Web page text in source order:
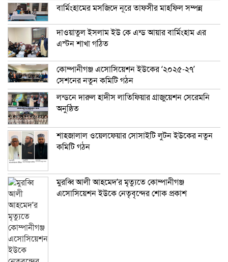
বার্মিংহামের মসজিদে নূরে তাফসীর মাহফিল সম্পন্ন
দাওয়াতুল ইসলাম ইউ কে এন্ড আয়ার বার্মিংহাম এর
এস্টন শাখা গঠিত
কোম্পানীগঞ্জ এসোসিয়েশন ইউকের ‘২০২৫-২৭’
সেশনের নতুন কমিটি গঠন
লন্ডনে দারুল হাদীস লাতিফিয়ার গ্রাজুয়েশন সেরেমনি
অনুষ্ঠিত
শাহজালাল ওয়েলফেয়ার সোসাইটি লুটন ইউকের নতুন
কমিটি গঠন
মুরব্বি আলী আহমেদ’র মৃত্যুতে কোম্পানীগঞ্জ
এসোসিয়েশন ইউকে নেতৃবৃন্দের শোক প্রকাশ